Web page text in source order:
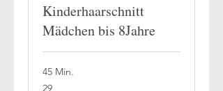
Kinderhaarschnitt
Mädchen bis 8Jahre
45 Min.
29
29